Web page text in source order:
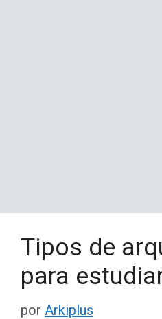
Tipos de
para
por Arkiplus